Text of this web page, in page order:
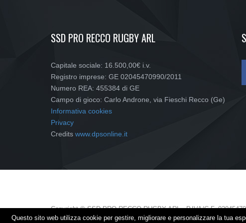
SSD PRO RECCO RUGBY ARL
Capitale sociale: 16.500,00€ i.v.
Registro imprese: GE 02045470990/2011
Numero REA: 455384 di GE
Campo di gioco: Carlo Androne, via Fieschi Recco (Ge)
Informativa cookies
Privacy
Credits www.dpsonline.it
Copyright © SSD PRO RECCO RUGBY ARL - P.IVA/C.F.
Questo sito web utilizza cookie per gestire, migliorare e personalizzare la tua